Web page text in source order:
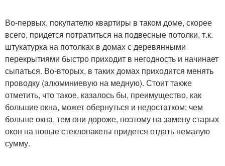
Во-первых, покупателю квартиры в таком доме, скорее
всего, придется потратиться на подвесные потолки, т.к.
штукатурка на потолках в домах с деревянными
перекрытиями быстро приходит в негодность и начинает
сыпаться. Во-вторых, в таких домах приходится менять
проводку (алюминиевую на медную). Стоит также
отметить, что такое, казалось бы, преимущество, как
большие окна, может обернуться и недостатком: чем
больше окна, тем они дороже, поэтому на замену старых
окон на новые стеклопакеты придется отдать немалую
сумму.